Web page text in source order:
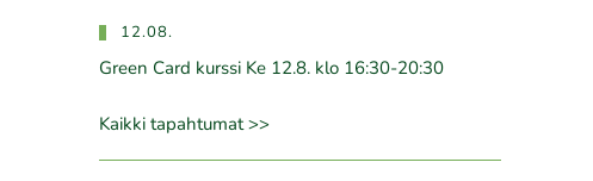
12.08.
Green Card kurssi Ke 12.8. klo 16:30-20:30
Kaikki tapahtumat >>